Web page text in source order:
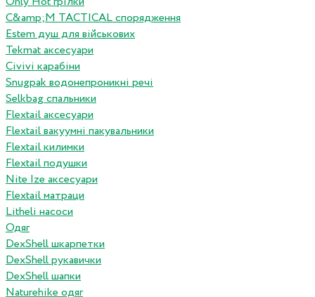
C&amp;M TACTICAL спорядження
Estem душ для військових
Tekmat аксесуари
Сivivi карабіни
Snugpak водонепроникні речі
Selkbag спальники
Flextail аксесуари
Flextail вакуумні пакувальники
Flextail килимки
Flextail подушки
Nite Ize аксесуари
Flextail матраци
Litheli насоси
Одяг
DexShell шкарпетки
DexShell рукавички
DexShell шапки
Naturehike одяг